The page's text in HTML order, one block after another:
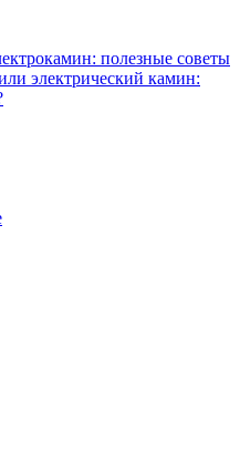
полезные советы
электрический камин: